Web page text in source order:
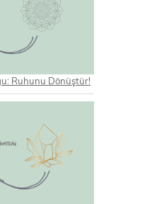
Ruhunu Dönüştür!